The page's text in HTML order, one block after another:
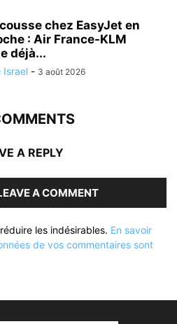
chez EasyJet en
: Air France-KLM
déjà...
Israel - 3 août 2026
A REPLY
A COMMENT
les indésirables. En savoir
de vos commentaires sont